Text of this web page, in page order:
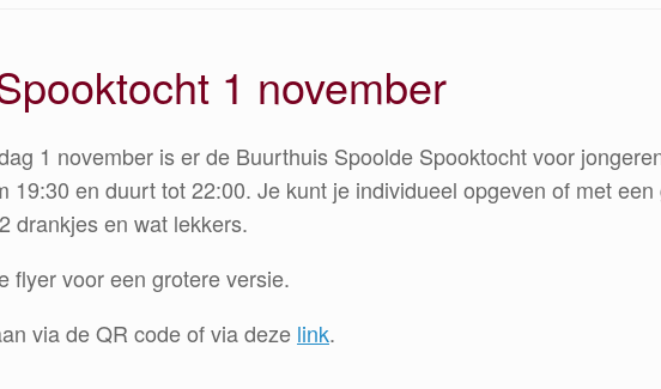
1 november
1 november is er de Buurthuis Spoolde Spooktocht voor
19:30 en duurt tot 22:00. Je kunt je individueel opgeven of met
drankjes en wat lekkers.
flyer voor een grotere versie.
via de QR code of via deze link.